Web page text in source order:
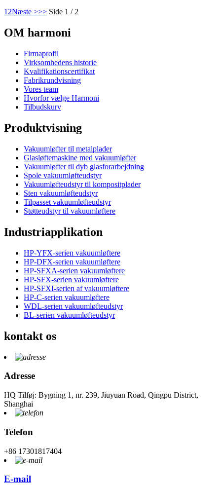
1 2Næste >>> Side 1 / 2
OM harmoni
Firmaprofil
Virksomhedens historie
Kvalifikationscertifikat
Fabrikrundvisning
Vores team
Hvorfor vælge Harmoni
Tilbudskurv
Produktvisning
Vakuumløfter til metalplader
Glasløftemaskine med vakuumløfter
Vakuumløfter til dyb glasforarbejdning
Spole vakuumløfteudstyr
Vakuumløfteudstyr til kompositplader
Sten vakuumløfteudstyr
Tilpasset vakuumløfteudstyr
Støtteudstyr til vakuumløftere
Industriapplikation
HP-YFX-serien vakuumløftere
HP-DFX-serien vakuumløftere
HP-SFXA-serien vakuumløftere
HP-SFX-serien vakuumløftere
HP-SFXI-serien af ​​vakuumløftere
HP-C-serien vakuumløftere
WDL-serien vakuumløfteudstyr
BL-serien vakuumløfteudstyr
kontakt os
Adresse
HQ Tilføj: Bygning 1, nr. 239, Jiuyuan Road, Qingpu District,
Shanghai
Telefon
+86 17301817404
E-mail